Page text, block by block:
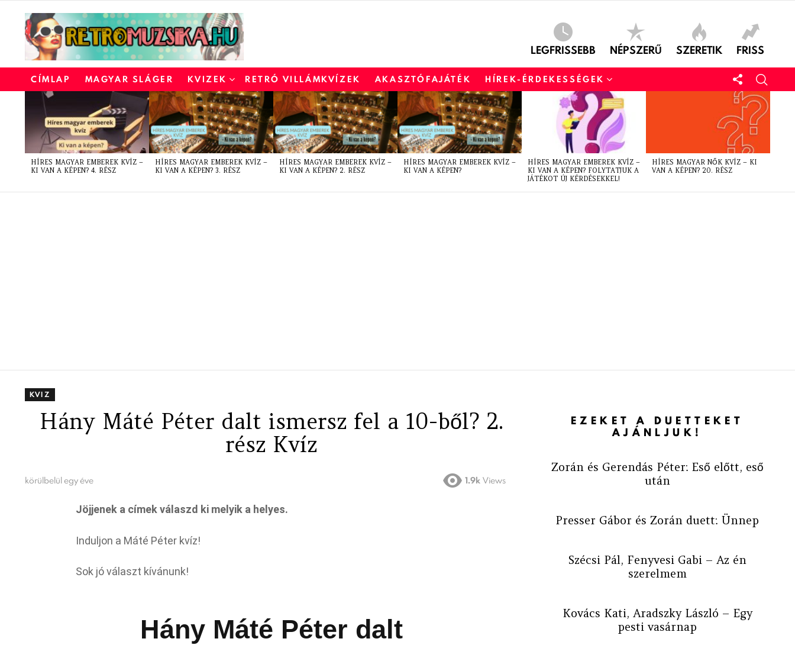
LEGFRISSEBB NÉPSZERŰ SZERETIK FRISS
CÍMLAP MAGYAR SLÁGER KVIZEK RETRÓ VILLÁMKVÍZEK AKASZTÓFAJÁTÉK HÍREK-ÉRDEKESSÉGEK
LATEST
STORIES
HÍRES MAGYAR EMBEREK KVÍZ –
KI VAN A KÉPEN? 4. RÉSZ
HÍRES MAGYAR EMBEREK KVÍZ –
KI VAN A KÉPEN? 3. RÉSZ
HÍRES MAGYAR EMBEREK KVÍZ –
KI VAN A KÉPEN? 2. RÉSZ
HÍRES MAGYAR EMBEREK KVÍZ –
KI VAN A KÉPEN?
HÍRES MAGYAR EMBEREK KVÍZ –
KI VAN A KÉPEN? FOLYTATJUK A
JÁTÉKOT ÚJ KÉRDÉSEKKEL!
HÍRES MAGYAR NŐK KVÍZ – KI
VAN A KÉPEN? 20. RÉSZ
KVIZ
Hány Máté Péter dalt ismersz fel a 10-ből? 2.
rész Kvíz
körülbelül egy éve 1.9k Views
Jöjjenek a címek válaszd ki melyik a helyes.
Induljon a Máté Péter kvíz!
Sok jó választ kívánunk!
Hány Máté Péter dalt
EZEKET A DUETTEKET
AJÁNLJUK!
Zorán és Gerendás Péter: Eső előtt, eső
után
Presser Gábor és Zorán duett: Ünnep
Szécsi Pál, Fenyvesi Gabi – Az én
szerelmem
Kovács Kati, Aradszky László – Egy
pesti vasárnap